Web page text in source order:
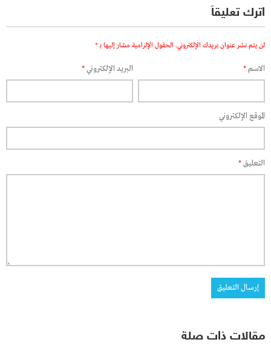
اترك تعليقاً
لن يتم نشر عنوان بريدك الإلكتروني. الحقول الإلزامية مشار إليها بـ *
الاسم* البريد الإلكتروني*
الموقع الإلكتروني
التعليق*
مقالات ذات صلة